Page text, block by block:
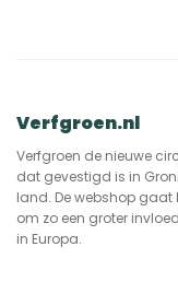
Verfgroen.nl
Verfgroen de nieuwe
dat gevestigd is in
land. De webshop gaat
om zo een groter
in Europa.